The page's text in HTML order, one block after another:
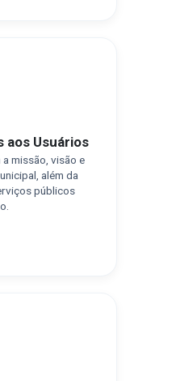
aos Usuários
missão, visão e
além da
públicos